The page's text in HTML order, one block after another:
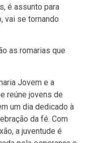
é assunto para
vai se tornando
as romarias que
Jovem e a
reúne jovens de
um dia dedicado à
da fé. Com
a juventude é